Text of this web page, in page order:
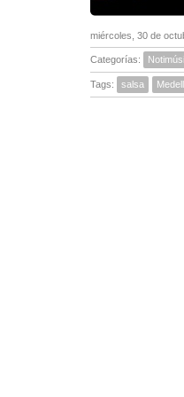
miércoles, 30 de
Categorías:
Tags: salsa